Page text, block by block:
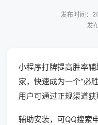
发布时间：
发
小程序打牌提高胜率
家，快速成为一个“必
用户可通过正规渠道获
辅助安装，可QQ搜索